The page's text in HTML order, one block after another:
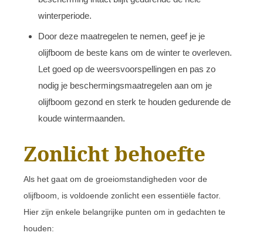
winterperiode.
Door deze maatregelen te nemen, geef je je
olijfboom de beste kans om de winter te overleven.
Let goed op de weersvoorspellingen en pas zo
nodig je beschermingsmaatregelen aan om je
olijfboom gezond en sterk te houden gedurende de
koude wintermaanden.
Zonlicht behoefte
Als het gaat om de groeiomstandigheden voor de
olijfboom, is voldoende zonlicht een essentiële factor.
Hier zijn enkele belangrijke punten om in gedachten te
houden: